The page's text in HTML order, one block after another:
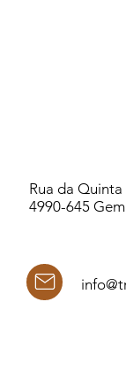
Rua da
4990-645